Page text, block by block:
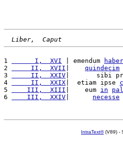
Liber,  Caput
1
      I,  XVI
| emendum
2
     II,  XVII
quindecim
3
     II,  XXIV
|       sibi
4
     II,  XXIX
|  etiam ipse
5
    III,  XIII
|    eum in
6
    III,  XXIV
necesse
IntraText®(V89) -